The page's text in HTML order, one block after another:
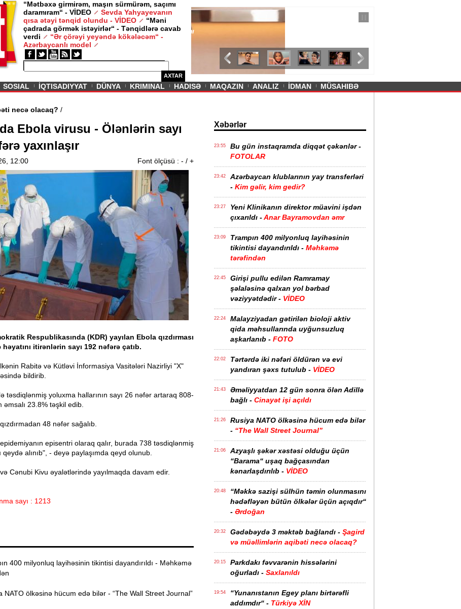
“Mətbəxə girmirəm, maşın sürmürəm, saçımı
daramıram“ - VİDEO
Sevda Yahyayevanın
qısa ətəyi tənqid olundu - VİDEO
“Məni
çadrada görmək istəyirlər“ - Tənqidlərə cavab
verdi
“Ər çörəyi yeyəndə kökələcəm“ -
Azərbaycanlı model
AXTAR
— 11 İyul 2026
SOSIAL İQTISADIYYAT DÜNYA KRIMINAL HADISƏ MAQAZIN ANALIZ İDMAN MÜSAHIBƏ
aqibəti necə olacaq?
Ebola virusu - Ölənlərin sayı
yaxınlaşır
12:00 Font ölçüsü : - / +
Respublikasında (KDR) yayılan Ebola qızdırması
itirənlərin sayı 192 nəfərə çatıb.
Rabitə və Kütləvi İnformasiya Vasitələri Nazirliyi "X"
bildirib.
təsdiqlənmiş yoluxma hallarının sayı 26 nəfər artaraq 808-
əmsalı 23.8% təşkil edib.
48 nəfər sağalıb.
episentri olaraq qalır, burada 738 təsdiqlənmiş
qeydə alınıb", - deyə paylaşımda qeyd olunub.
Cənubi Kivu əyalətlərində yayılmaqda davam edir.
sayı : 1213
400 milyonluq layihəsinin tikintisi dayandırıldı - Məhkəmə
ölkəsinə hücum edə bilər - “The Wall Street Journal”
Xəbərlər
23:55
Bu gün instaqramda diqqət çəkənlər -
FOTOLAR
23:42
Azərbaycan klublarının yay transferləri
- Kim gəlir, kim gedir?
23:27
Yeni Klinikanın direktor müavini işdən
çıxarıldı -Anar Bayramovdan əmr
23:09
Trampın 400 milyonluq layihəsinin
tikintisi dayandırıldı - Məhkəmə
tərəfindən
22:45
Girişi pullu edilən Ramramay
şəlaləsinə qalxan yol bərbad
vəziyyətdədir - VİDEO
22:24
Malayziyadan gətirilən bioloji aktiv
qida məhsullarında uyğunsuzluq
aşkarlanıb - FOTO
22:02
Tərtərdə iki nəfəri öldürən və evi
yandıran şəxs tutulub - VİDEO
21:43
Əməliyyatdan 12 gün sonra ölən Adillə
bağlı - Cinayət işi açıldı
21:26
Rusiya NATO ölkəsinə hücum edə bilər
- “The Wall Street Journal”
21:06
Azyaşlı şəkər xəstəsi olduğu üçün
“Barama“ uşaq bağçasından
kənarlaşdırılıb - VİDEO
20:48
“Məkkə sazişi sülhün təmin olunmasını
hədəfləyən bütün ölkələr üçün açıqdır“
- Ərdoğan
20:32 Gədəbəydə 3 məktəb bağlandı - Şagird
və müəllimlərin aqibəti necə olacaq?
20:15
Parkdakı fəvvarənin hissələrini
oğurladı - Saxlanıldı
19:54
“Yunanıstanın Egey planı birtərəfli
addımdır“ - Türkiyə XİN